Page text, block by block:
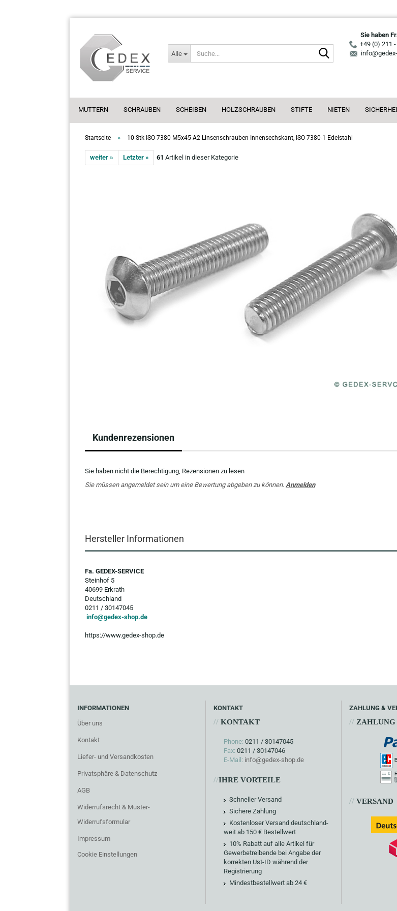
Alle
Suche...
Sie haben
+49 (0) 211 -
MUTTERN SCHRAUBEN SCHEIBEN HOLZSCHRAUBEN STIFTE NIETEN
Startseite » 10 Stk ISO 7380 M5x45 A2 Linsenschrauben Innensechskant, ISO 7380-1 Edelstahl
weiter » Letzter » 61 Artikel in dieser Kategorie
Kundenrezensionen
Sie haben nicht die Berechtigung, Rezensionen zu lesen
Sie müssen angemeldet sein um eine Bewertung abgeben zu können. Anmelden
Hersteller Informationen
Fa. GEDEX-SERVICE
Steinhof 5
40699 Erkrath
Deutschland
0211 / 30147045
info@gedex-shop.de
https://www.gedex-shop.de
INFORMATIONEN
Über uns
Kontakt
Liefer- und Versandkosten
Privatsphäre & Datenschutz
AGB
Widerrufsrecht & Muster-
Widerrufsformular
Impressum
Cookie Einstellungen
KONTAKT
//KONTAKT
Phone: 0211 / 30147045
Fax: 0211 / 30147046
E-Mail: info@gedex-shop.de
//IHRE VORTEILE
Schneller Versand
Sichere Zahlung
Kostenloser Versand deutschland-
weit ab 150 € Bestellwert
10% Rabatt auf alle Artikel für
Gewerbetreibende bei Angabe der
korrekten Ust-ID während der
Registrierung
Mindestbestellwert ab 24 €
ZAHLUNG &
// ZAHLUNG
// VERSAND